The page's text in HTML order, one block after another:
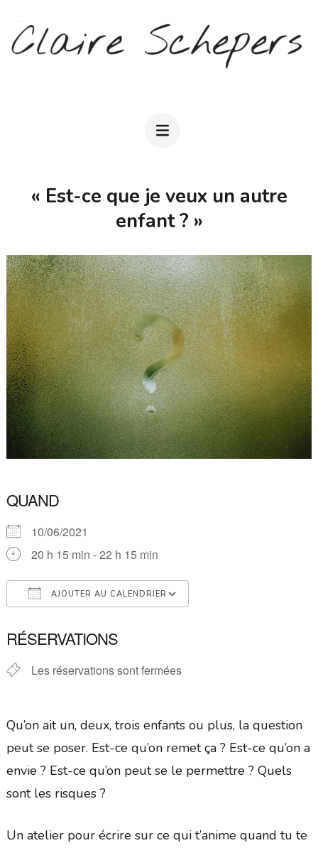
contenu
« Est-ce que je veux un autre
enfant ? »
QUAND
10/06/2021
20 h 15 min - 22 h 15 min
AJOUTER AU CALENDRIER
RÉSERVATIONS
Les réservations sont fermées
Qu’on ait un, deux, trois enfants ou plus, la question
peut se poser. Est-ce qu’on remet ça ? Est-ce qu’on a
envie ? Est-ce qu’on peut se le permettre ? Quels
sont les risques ?
Un atelier pour écrire sur ce qui t’anime quand tu te